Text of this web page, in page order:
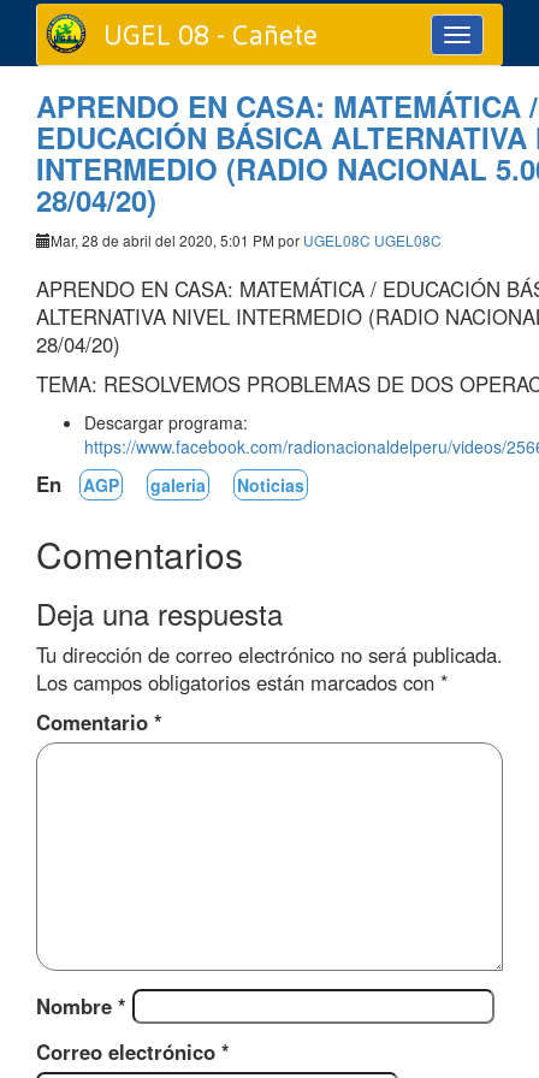
Toggle
navigation
UGEL 08 - Cañete
APRENDO EN CASA: MATEMÁTICA /
EDUCACIÓN BÁSICA ALTERNATIVA
INTERMEDIO (RADIO NACIONAL
28/04/20)
Mar, 28 de abril del 2020, 5:01 PM por UGEL08C UGEL08C
APRENDO EN CASA: MATEMÁTICA / EDUCACIÓN
ALTERNATIVA NIVEL INTERMEDIO (RADIO
28/04/20)
TEMA: RESOLVEMOS PROBLEMAS DE DOS
Descargar programa:
https://www.facebook.com/radionacionaldelperu/videos/
En AGP galeria Noticias
Comentarios
Deja una respuesta
Tu dirección de correo electrónico no será publicada.
Los campos obligatorios están marcados con *
Comentario *
Nombre *
Correo electrónico *